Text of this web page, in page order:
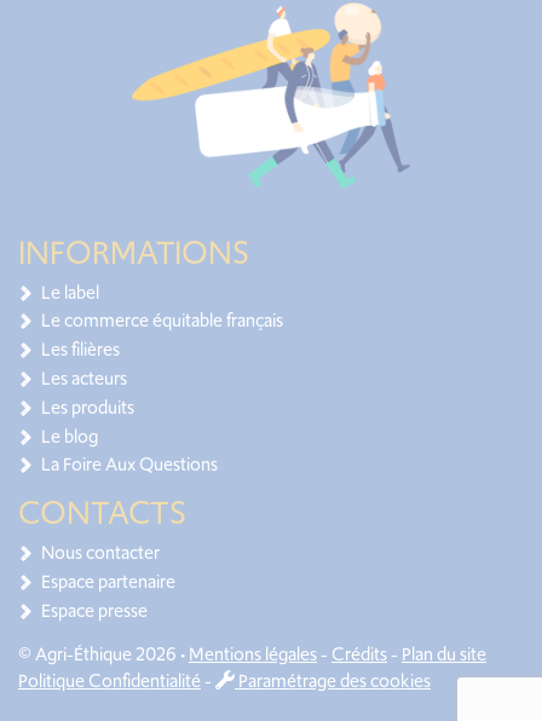
INFORMATIONS
Le label
Le commerce équitable français
Les filières
Les acteurs
Les produits
Le blog
La Foire Aux Questions
CONTACTS
Nous contacter
Espace partenaire
Espace presse
© Agri-Éthique 2026 •Mentions légales- Crédits- Plan du site
Politique Confidentialité- Paramétrage des cookies